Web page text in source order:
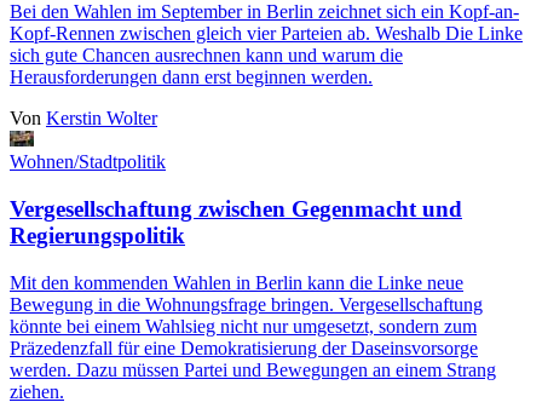
Bei den Wahlen im September in Berlin zeichnet sich ein Kopf-an-
Kopf-Rennen zwischen gleich vier Parteien ab. Weshalb Die Linke
sich gute Chancen ausrechnen kann und warum die
Herausforderungen dann erst beginnen werden.
Von Kerstin Wolter
Wohnen/Stadtpolitik
Vergesellschaftung zwischen Gegenmacht und
Regierungspolitik
Mit den kommenden Wahlen in Berlin kann die Linke neue
Bewegung in die Wohnungsfrage bringen. Vergesellschaftung
könnte bei einem Wahlsieg nicht nur umgesetzt, sondern zum
Präzedenzfall für eine Demokratisierung der Daseinsvorsorge
werden. Dazu müssen Partei und Bewegungen an einem Strang
ziehen.